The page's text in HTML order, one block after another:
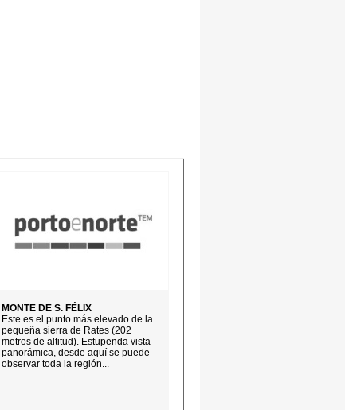
MONTE DE S. FÉLIX
Este es el punto más elevado de la
pequeña sierra de Rates (202
metros de altitud). Estupenda vista
panorámica, desde aquí se puede
observar toda la región...